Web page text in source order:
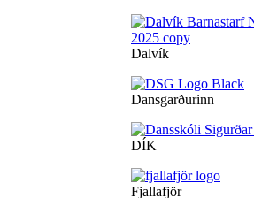
Dalvík
Dansgarðurinn
DÍK
Fjallafjör